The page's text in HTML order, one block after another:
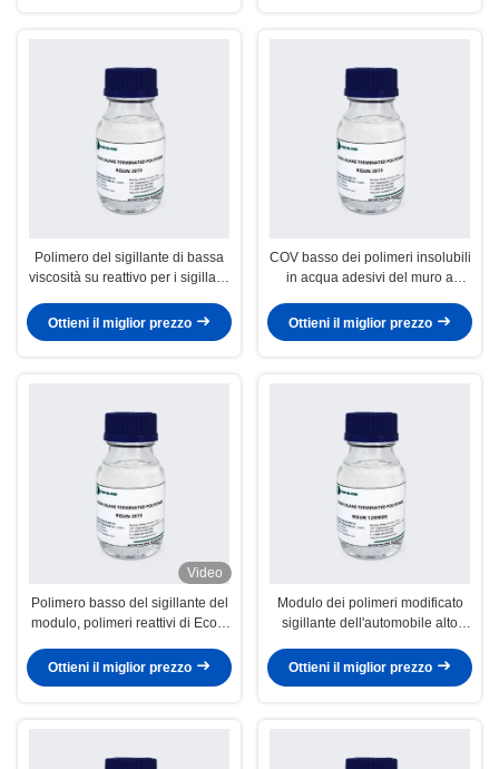
Polimero del sigillante di bassa
viscosità su reattivo per i sigillanti
decorazione della famiglia
Ottieni il miglior prezzo
COV basso dei polimeri insolubili
in acqua adesivi del muro a
famiglia
Ottieni il miglior prezzo
Video
Polimero basso del sigillante del
modulo, polimeri reattivi di Eco e
Ottieni il miglior prezzo
Modulo dei polimeri modificato
sigillante dell'automobile alto
Ottieni il miglior prezzo